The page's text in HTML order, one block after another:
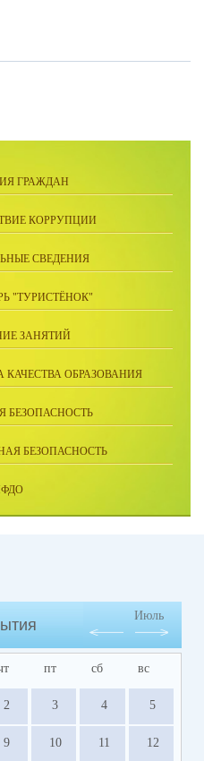
ГРАЖДАН
КОРРУПЦИИ
СВЕДЕНИЯ
"ТУРИСТЁНОК"
ЗАНЯТИЙ
ОБРАЗОВАНИЯ
БЕЗОПАСНОСТЬ
БЕЗОПАСНОСТЬ
Июль
пт сб вс
2 3 4 5
9 10 11 12